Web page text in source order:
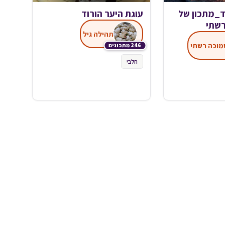
של
רשתי
עוגת היער הורוד
246 מתכונים
תהילה גיל
חלבי